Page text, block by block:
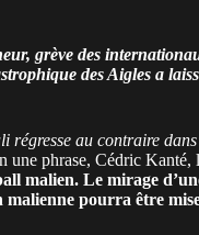
grève des
des Aigles a
au contraire
une phrase, Cédric Kanté,
malien. Le mirage
malienne pourra être